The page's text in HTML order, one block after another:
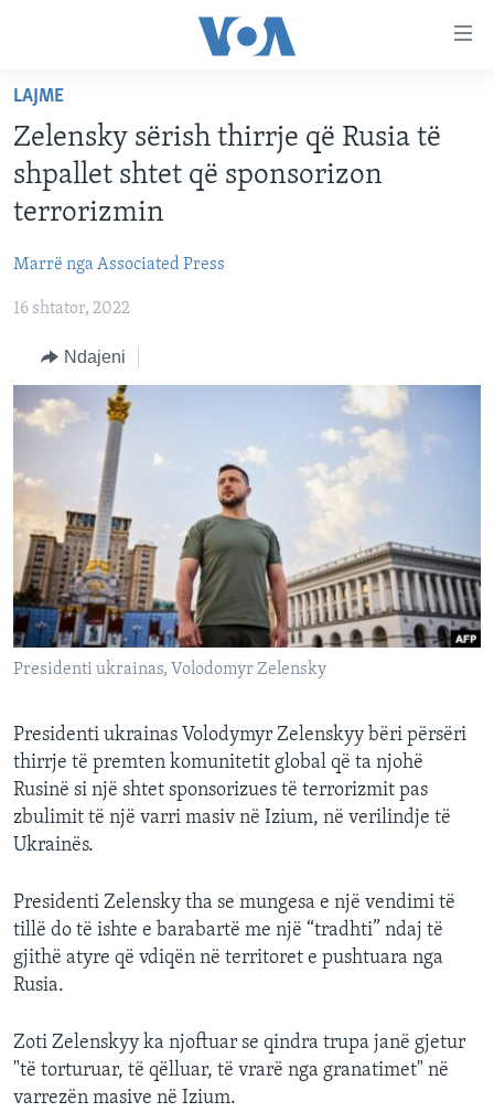
faqen
kryesore
Kalo
tek
faqja
Kalo
tek
FAQJA KRYESORE
KATEGORITË
AMERIKA
EVROPA
BOTA
MJEDISI
KULTURË
SHKENCË DHE TEKNOLOGJI
SHËNDETËSI
INTERVISTA
DITARI
DITARI
Learning English
FOLLOW US
Gjuhët
LAJME
Zelensky sërish thirrje që Rusia të
shpallet shtet që sponsorizon
terrorizmin
Marrë nga Associated Press
16 shtator, 2022
Ndajeni
Presidenti ukrainas, Volodomyr Zelensky
Presidenti ukrainas Volodymyr Zelenskyy bëri përsëri
thirrje të premten komunitetit global që ta njohë
Rusinë si një shtet sponsorizues të terrorizmit pas
zbulimit të një varri masiv në Izium, në verilindje të
Ukrainës.
Presidenti Zelensky tha se mungesa e një vendimi të
tillë do të ishte e barabartë me një “tradhti” ndaj të
gjithë atyre që vdiqën në territoret e pushtuara nga
Rusia.
Zoti Zelenskyy ka njoftuar se qindra trupa janë gjetur
"të torturuar, të qëlluar, të vrarë nga granatimet" në
varrezën masive në Izium.